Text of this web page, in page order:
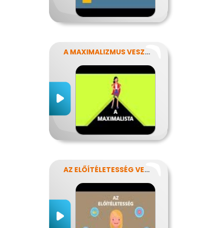
A MAXIMALIZMUS VESZÉLYEI
AZ ELŐÍTÉLETESSÉG VESZÉLYEI